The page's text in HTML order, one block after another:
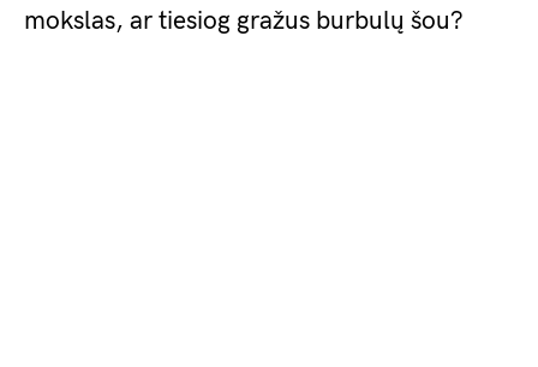
mokslas, ar tiesiog gražus burbulų šou?